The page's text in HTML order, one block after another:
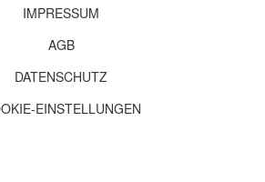
IMPRESSUM
AGB
DATENSCHUTZ
EINSTELLUNGEN